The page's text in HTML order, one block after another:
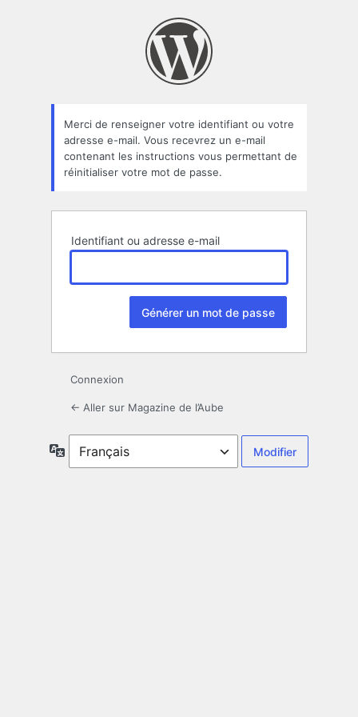
oublié
Merci de renseigner votre identifiant ou votre
adresse e-mail. Vous recevrez un e-mail
contenant les instructions vous permettant de
réinitialiser votre mot de passe.
Identifiant ou adresse e-mail
Connexion
← Aller sur Magazine de l’Aube
Langue